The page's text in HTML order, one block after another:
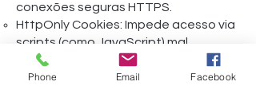
conexões seguras HTTPS.
HttpOnly Cookies: Impede acesso via
scripts (como JavaScript) mal
intencionados.
Zombie/Flash Cookies: Difíceis de
Phone Email Facebook